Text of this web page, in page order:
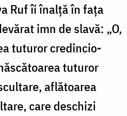
Ruf îi înalță în fața
imn de slavă: „O,
tuturor credincio­
tuturor
aflătoarea
care deschizi